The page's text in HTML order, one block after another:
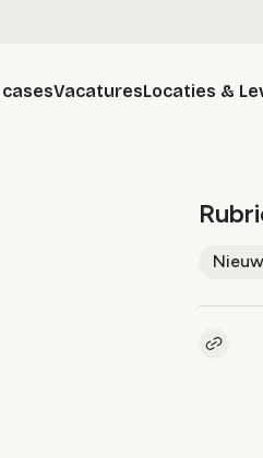
VacaturesLocaties &